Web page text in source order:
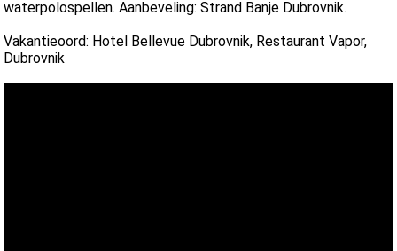
waterpolospellen. Aanbeveling: Strand Banje Dubrovnik.
Vakantieoord: Hotel Bellevue Dubrovnik, Restaurant Vapor,
Dubrovnik